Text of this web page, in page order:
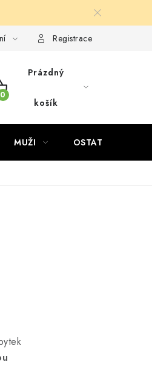
Registrace
Prázdný
košík
MUŽI OSTATNÍ